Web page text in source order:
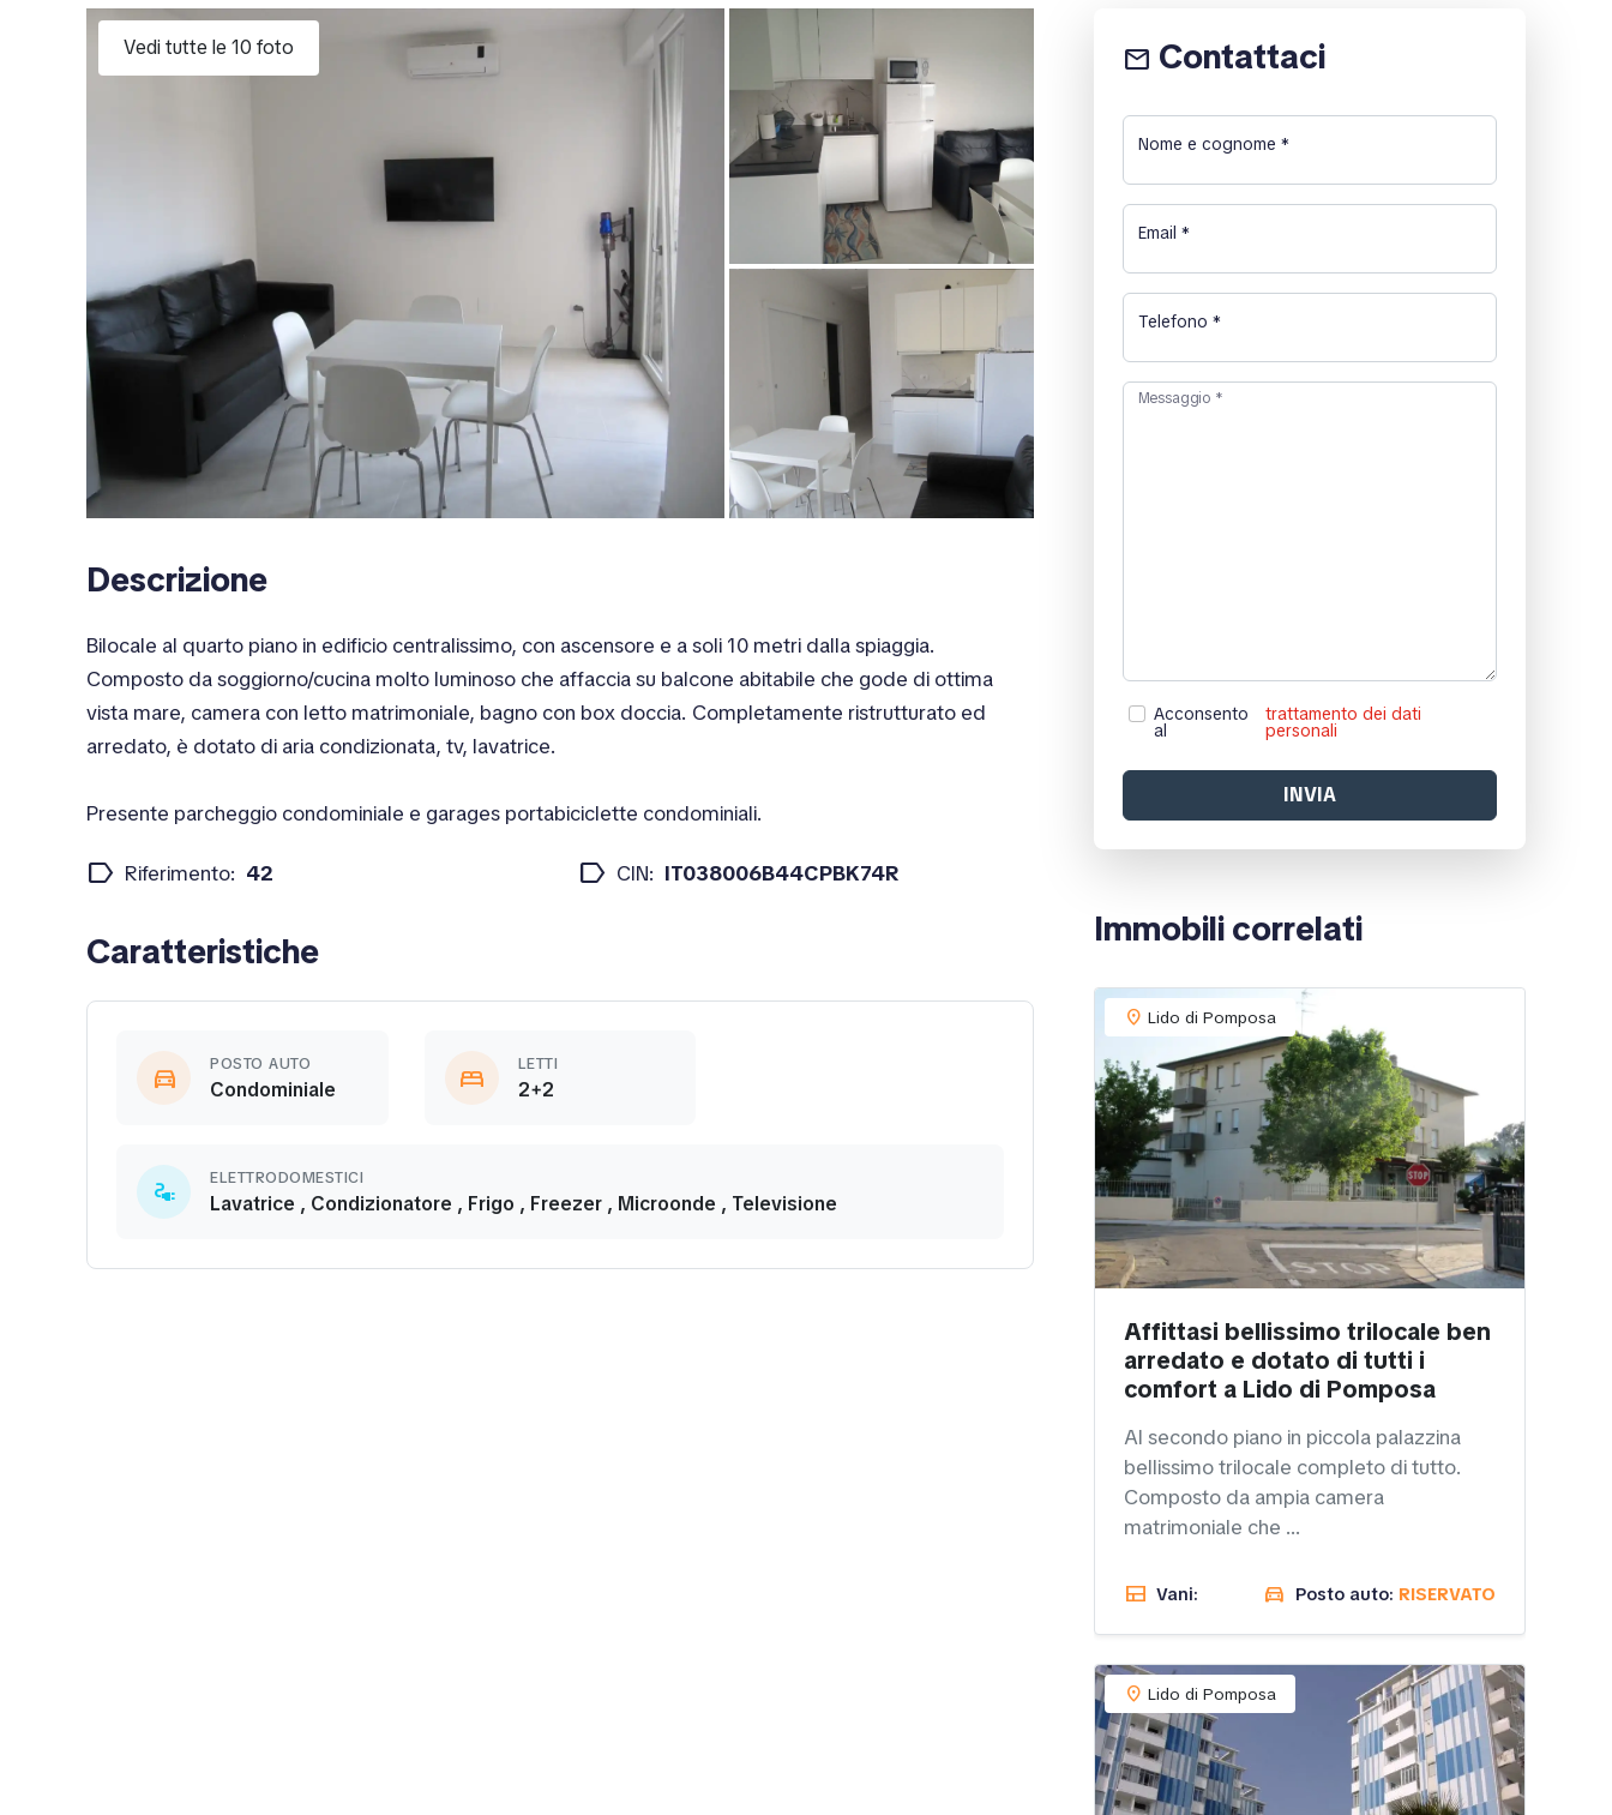
email Contattaci
Nome e cognome *
Email *
Telefono *
Messaggio *
Acconsento
al
trattamento dei dati
personali
INVIA
Immobili correlati
location_on Lido di Pomposa
Affittasi bellissimo trilocale ben
arredato e dotato di tutti i
comfort a Lido di Pomposa
Al secondo piano in piccola palazzina
bellissimo trilocale completo di tutto.
Composto da ampia camera
matrimoniale che ...
view_comfy Vani: directions_car Posto auto: RISERVATO
location_on Lido di Pomposa
Vedi tutte le 10 foto
Descrizione
Bilocale al quarto piano in edificio centralissimo, con ascensore e a soli 10 metri dalla spiaggia.
Composto da soggiorno/cucina molto luminoso che affaccia su balcone abitabile che gode di ottima
vista mare, camera con letto matrimoniale, bagno con box doccia. Completamente ristrutturato ed
arredato, è dotato di aria condizionata, tv, lavatrice.
Presente parcheggio condominiale e garages portabiciclette condominiali.
label Riferimento: 42 label CIN: IT038006B44CPBK74R
Caratteristiche
directions_car POSTO AUTO
Condominiale bed LETTI
2+2
electrical_services ELETTRODOMESTICI
Lavatrice , Condizionatore , Frigo , Freezer , Microonde , Televisione